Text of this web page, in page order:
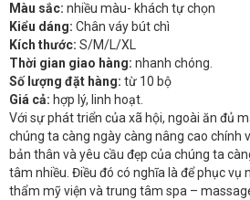
Màu sắc: nhiều màu- khách tự chọn
Kiểu dáng: Chân váy bút chì
Kích thước: S/M/L/XL
Thời gian giao hàng: nhanh chóng.
Số lượng đặt hàng: từ 10 bộ
Giá cả: hợp lý, linh hoạt.
Với sự phát triển của xã hội, ngoài ăn đủ
chúng ta càng ngày càng nâng cao chính
bản thân và yêu cầu đẹp của chúng ta
tâm nhiều. Điều đó có nghĩa là để phục vụ
thẩm mỹ viện và trung tâm spa –